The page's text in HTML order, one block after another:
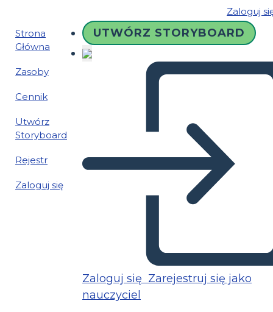
Zaloguj
Strona
Główna
Zasoby
Cennik
Utwórz
Storyboard
Rejestr
Zaloguj się
UTWÓRZ STORYBOARD
Zaloguj się Zarejestruj się jako
nauczyciel